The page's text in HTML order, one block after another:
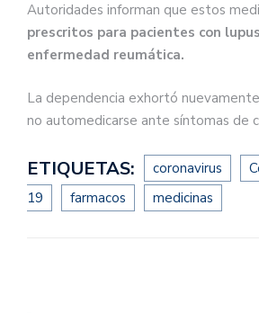
Autoridades informan que estos
prescritos para pacientes con
enfermedad reumática.
La dependencia exhortó
no automedicarse ante síntomas de
ETIQUETAS: coronavirus
19
farmacos medicinas